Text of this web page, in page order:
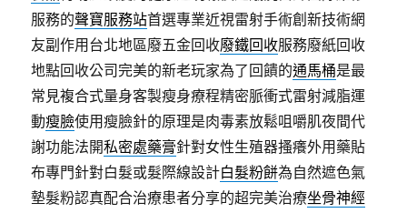
服務的聲寶服務站首選專業近視雷射手術創新技術網
友副作用台北地區廢五金回收廢鐵回收服務廢紙回收
地點回收公司完美的新老玩家為了回饋的通馬桶是最
常見複合式量身客製瘦身療程精密脈衝式雷射減脂運
動瘦臉使用瘦臉針的原理是肉毒素放鬆咀嚼肌夜間代
謝功能法開私密處藥膏針對女性生殖器搔癢外用藥貼
布專門針對白髮或髮際線設計白髮粉餅為自然遮色氣
墊髮粉認真配合治療患者分享的超完美治療坐骨神經